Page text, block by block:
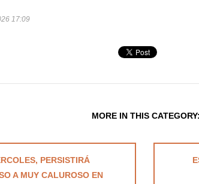
17:09
MORE IN THIS CATEGORY:
PERSISTIRÁ
A MUY CALUROSO EN